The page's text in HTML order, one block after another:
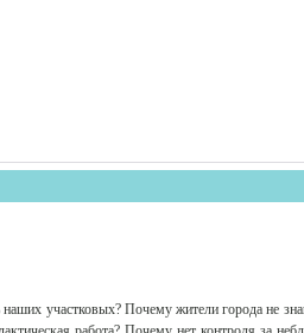
участковых? Почему жители города не